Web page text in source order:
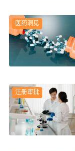
医药洞见
注册审批